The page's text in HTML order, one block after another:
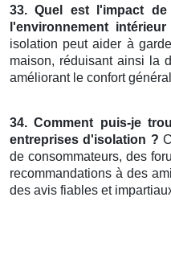
33. Quel est l'impact
l'environnement
isolation peut aider à
maison, réduisant ainsi la
améliorant le confort
34. Comment puis-je
entreprises d'isolation ?
de consommateurs, des
recommandations à des
des avis fiables et